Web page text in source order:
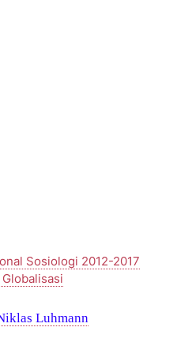
Sosiologi 2012-2017
Luhmann